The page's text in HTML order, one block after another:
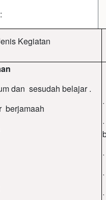
Kegiatan
dan sesudah belajar .
berjamaah